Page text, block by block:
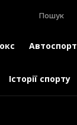
Пошук
Автоспорт
Історії спорту